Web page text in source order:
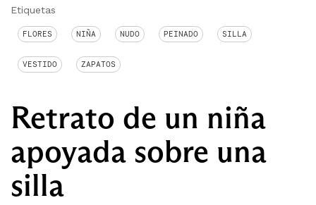
Etiquetas
FLORES NIÑA NUDO PEINADO SILLA
VESTIDO ZAPATOS
Retrato de un niña
apoyada sobre una
silla